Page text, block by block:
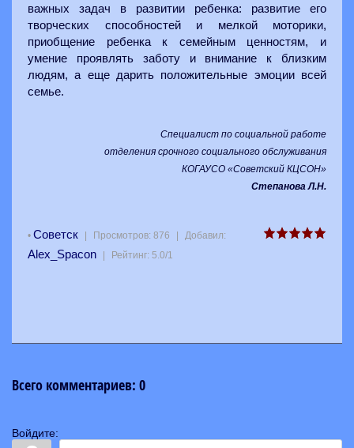
важных задач в развитии ребенка: развитие его
творческих способностей и мелкой моторики,
приобщение ребенка к семейным ценностям, и
умение проявлять заботу и внимание к близким
людям, а еще дарить положительные эмоции всей
семье.
Специалист по социальной работе
отделения срочного социального обслуживания
КОГАУСО «Советский КЦСОН»
Степанова Л.Н.
• Советск Просмотров: 876 Добавил:
Alex_Spacon Рейтинг: 5.0/1
Всего комментариев: 0
Войдите: